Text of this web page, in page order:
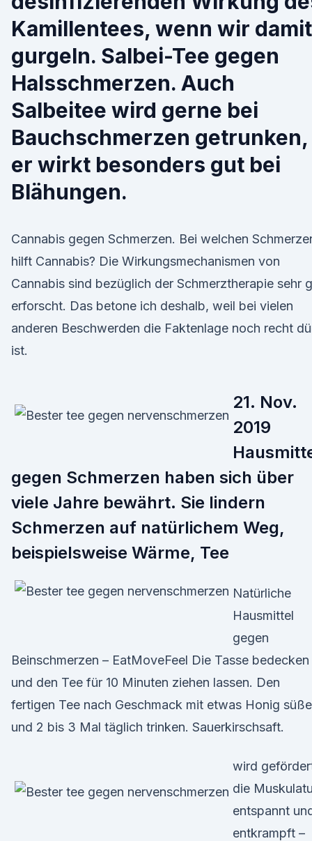
Kamillentees, wenn wir damit
gurgeln. Salbei-Tee gegen
Halsschmerzen. Auch
Salbeitee wird gerne bei
Bauchschmerzen getrunken,
er wirkt besonders gut bei
Blähungen.
Cannabis gegen Schmerzen. Bei welchen
hilft Cannabis? Die Wirkungsmechanismen von
Cannabis sind bezüglich der Schmerztherapie sehr
erforscht. Das betone ich deshalb, weil bei vielen
anderen Beschwerden die Faktenlage noch recht
ist.
21. Nov.
2019
gegen Schmerzen haben sich über
viele Jahre bewährt. Sie lindern
Schmerzen auf natürlichem Weg,
beispielsweise Wärme, Tee
Natürliche
Hausmittel
gegen
Beinschmerzen – EatMoveFeel Die Tasse bedecken
und den Tee für 10 Minuten ziehen lassen. Den
fertigen Tee nach Geschmack mit etwas Honig
und 2 bis 3 Mal täglich trinken. Sauerkirschsaft.
wird
die
entspannt
entkrampft –